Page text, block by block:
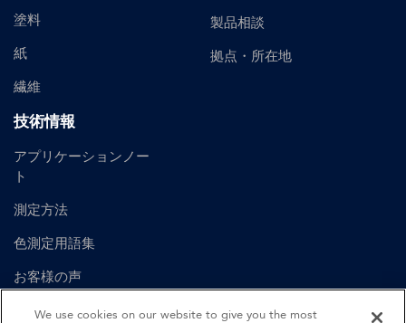
塗料
紙
繊維
技術情報
アプリケーションノー
ト
測定方法
色測定用語集
お客様の声
ユーザーマニュアル
製品相談
拠点・所在地
We use cookies on our website to give you the most